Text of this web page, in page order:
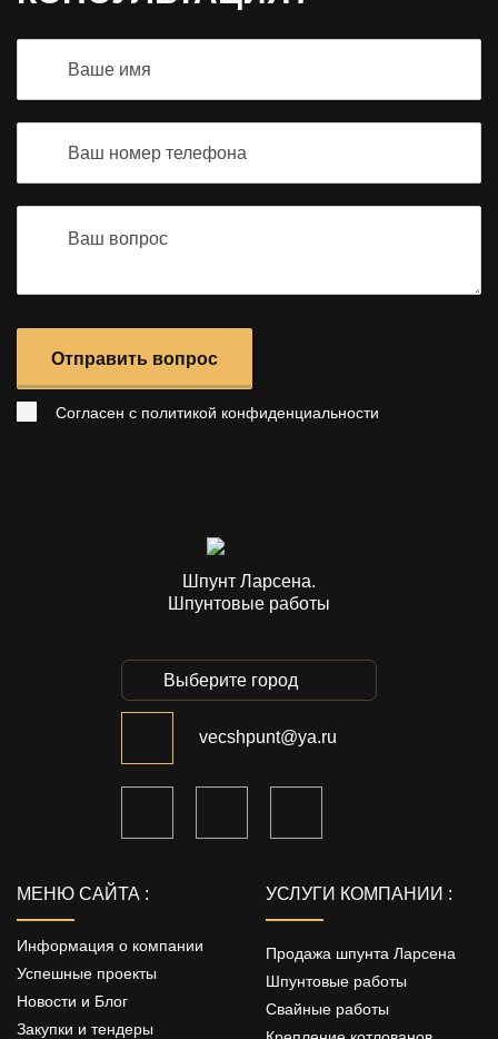
Отправить вопрос
Согласен с политикой конфиденциальности
Шпунт Ларсена.
Шпунтовые работы
Выберите город
vecshpunt@ya.ru
МЕНЮ САЙТА :
Информация о компании
Успешные проекты
Новости и Блог
Закупки и тендеры
УСЛУГИ КОМПАНИИ :
Продажа шпунта Ларсена
Шпунтовые работы
Свайные работы